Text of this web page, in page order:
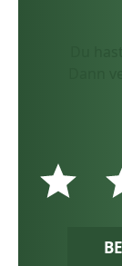
Du
Dann